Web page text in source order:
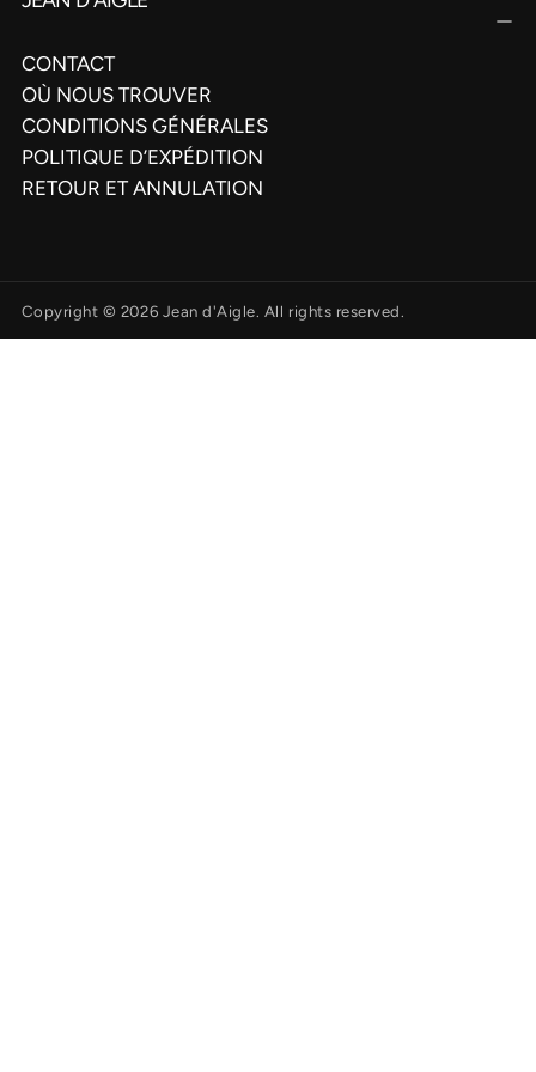
CONTACT
OÙ NOUS TROUVER
CONDITIONS GÉNÉRALES
POLITIQUE D’EXPÉDITION
RETOUR ET ANNULATION
Copyright © 2026 Jean d'Aigle. All rights reserved.